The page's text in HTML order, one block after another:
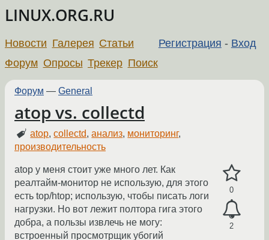
LINUX.ORG.RU
Регистрация - Вход
Новости Галерея Статьи
Форум Опросы Трекер Поиск
Форум — General
atop vs. collectd
atop,collectd,анализ, мониторинг,
производительность
0
2
atop у меня стоит уже много лет. Как
реалтайм-монитор не использую, для этого
есть top/htop; использую, чтобы писать логи
нагрузки. Но вот лежит полтора гига этого
добра, а пользы извлечь не могу:
встроенный просмотрщик убогий